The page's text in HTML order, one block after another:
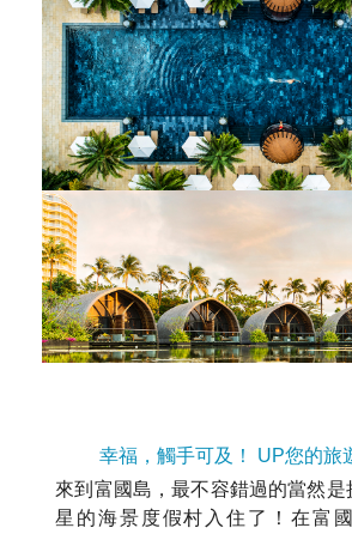
幸福，觸手可及！ UP您的旅
來到富國島，最不容錯過的當然是
星的海景度假村入住了！在富